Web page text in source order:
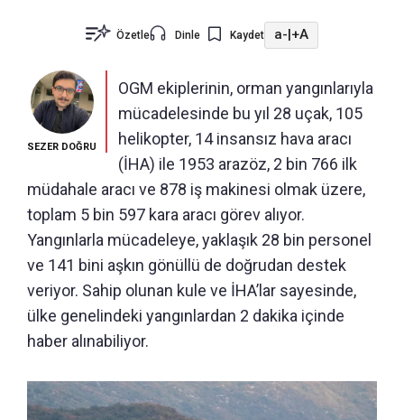
Özetle Dinle Kaydet a- +A
SEZER DOĞRU
OGM ekiplerinin, orman yangınlarıyla
mücadelesinde bu yıl 28 uçak, 105
helikopter, 14 insansız hava aracı
(İHA) ile 1953 arazöz, 2 bin 766 ilk
müdahale aracı ve 878 iş makinesi olmak üzere,
toplam 5 bin 597 kara aracı görev alıyor.
Yangınlarla mücadeleye, yaklaşık 28 bin personel
ve 141 bini aşkın gönüllü de doğrudan destek
veriyor. Sahip olunan kule ve İHA’lar sayesinde,
ülke genelindeki yangınlardan 2 dakika içinde
haber alınabiliyor.